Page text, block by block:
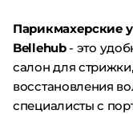
Парикмахерские
Bellehub- это
салон для
восстановления
специалисты с